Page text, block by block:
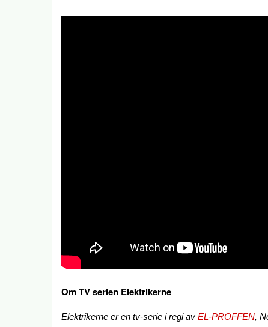
Om TV serien Elektrikerne
Elektrikerne er en tv-serie i regi av EL-PROFFEN,